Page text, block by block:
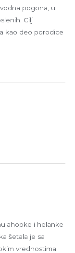
pogona, u
Cilj
kao deo porodice
i helanke
šetala je sa
vrednostima: